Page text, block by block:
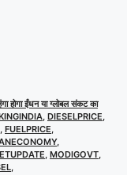
होगा ईंधन या ग्लोबल संकट का
, DIESELPRICE,
, FUELPRICE,
,
, MODIGOVT,
,